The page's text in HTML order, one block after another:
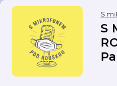
S
S